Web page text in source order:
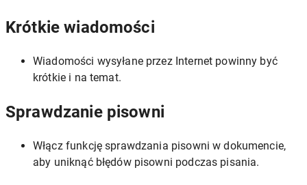
Krótkie wiadomości
Wiadomości wysyłane przez Internet powinny być
krótkie i na temat.
Sprawdzanie pisowni
Włącz funkcję sprawdzania pisowni w dokumencie,
aby uniknąć błędów pisowni podczas pisania.